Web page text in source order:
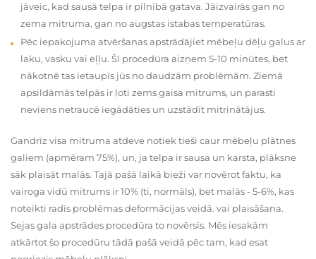
jāveic, kad sausā telpa ir pilnībā gatava. Jāizvairās gan no
zema mitruma, gan no augstas istabas temperatūras.
Pēc iepakojuma atvēršanas apstrādājiet mēbeļu dēļu galus ar
laku, vasku vai eļļu. Šī procedūra aizņem 5-10 minūtes, bet
nākotnē tas ietaupīs jūs no daudzām problēmām. Ziemā
apsildāmās telpās ir ļoti zems gaisa mitrums, un parasti
neviens netraucē iegādāties un uzstādīt mitrinātājus.
Gandrīz visa mitruma atdeve notiek tieši caur mēbeļu plātnes
galiem (apmēram 75%), un, ja telpa ir sausa un karsta, plāksne
sāk plaisāt malās. Tajā pašā laikā bieži var novērot faktu, ka
vairoga vidū mitrums ir 10% (ti, normāls), bet malās - 5-6%, kas
noteikti radīs problēmas deformācijas veidā. vai plaisāšana.
Sejas gala apstrādes procedūra to novērsīs. Mēs iesakām
atkārtot šo procedūru tādā pašā veidā pēc tam, kad esat